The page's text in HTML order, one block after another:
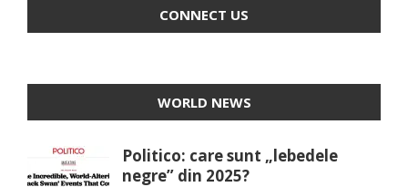
CONNECT US
WORLD NEWS
Politico: care sunt „lebedele
negre” din 2025?